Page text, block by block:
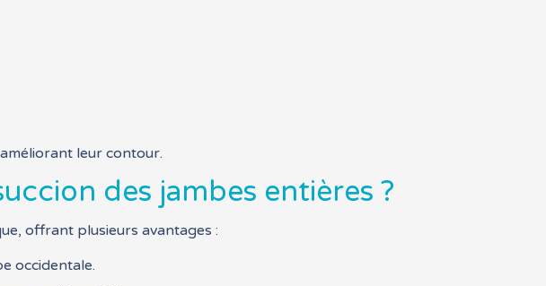
leur contour.
des jambes entières ?
offrant plusieurs avantages :
occidentale.